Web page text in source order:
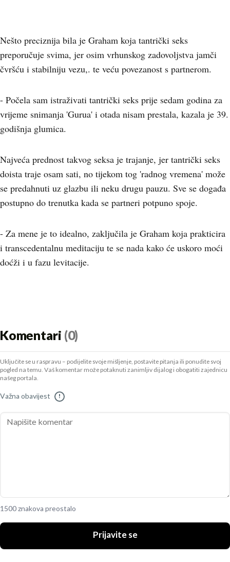
Nešto preciznija bila je Graham koja tantrički seks
preporučuje svima, jer osim vrhunskog zadovoljstva jamči
čvršću i stabilniju vezu,. te veću povezanost s partnerom.
- Počela sam istraživati tantrički seks prije sedam godina za
vrijeme snimanja 'Gurua' i otada nisam prestala, kazala je 39.
godišnja glumica.
Najveća prednost takvog seksa je trajanje, jer tantrički seks
doista traje osam sati, no tijekom tog 'radnog vremena' može
se predahnuti uz glazbu ili neku drugu pauzu. Sve se događa
postupno do trenutka kada se partneri potpuno spoje.
- Za mene je to idealno, zaključila je Graham koja prakticira
i transcedentalnu meditaciju te se nada kako će uskoro moći
doćži i u fazu levitacije.
Komentari (0)
Uključite se u raspravu – podijelite svoje mišljenje, postavite pitanja ili ponudite svoj
pogled na temu. Vaš komentar može potaknuti zanimljiv dijalog i obogatiti zajednicu
našeg portala.
Važna obavijest !
1500 znakova preostalo
Prijavite se